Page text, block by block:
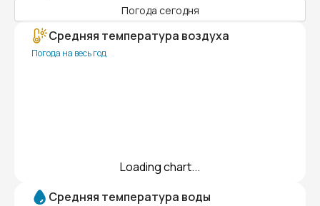
Погода сегодня
Средняя температура воздуха
Погода на весь год
Loading chart...
Средняя температура воды